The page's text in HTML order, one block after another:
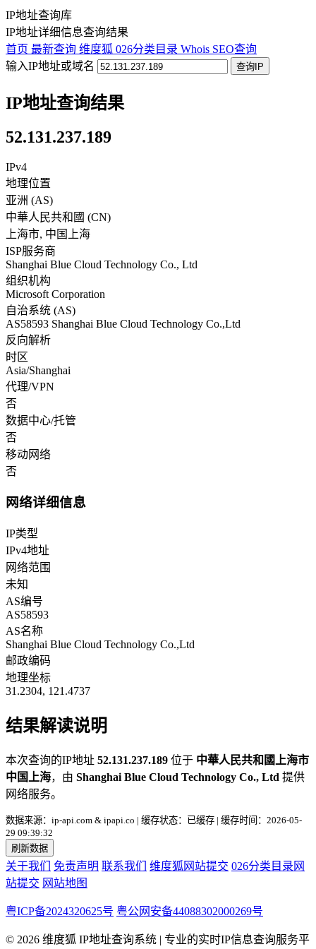
IP地址查询库
IP地址详细信息查询结果
首页 最新查询 维度狐 026分类目录 Whois SEO查询
输入IP地址或域名
查询IP
IP地址查询结果
52.131.237.189
IPv4
地理位置
亚洲 (AS)
中華人民共和國 (CN)
上海市, 中国上海
ISP服务商
Shanghai Blue Cloud Technology Co., Ltd
组织机构
Microsoft Corporation
自治系统 (AS)
AS58593 Shanghai Blue Cloud Technology Co.,Ltd
反向解析
时区
Asia/Shanghai
代理/VPN
否
数据中心/托管
否
移动网络
否
网络详细信息
IP类型
IPv4地址
网络范围
未知
AS编号
AS58593
AS名称
Shanghai Blue Cloud Technology Co.,Ltd
邮政编码
地理坐标
31.2304, 121.4737
结果解读说明
本次查询的IP地址 52.131.237.189 位于 中華人民共和國上海市
中国上海，由 Shanghai Blue Cloud Technology Co., Ltd 提供
网络服务。
数据来源：ip-api.com & ipapi.co | 缓存状态：已缓存 | 缓存时间：2026-05-
29 09:39:32
刷新数据
关于我们 免责声明 联系我们 维度狐网站提交 026分类目录网
站提交 网站地图
粤ICP备2024320625号 粤公网安备44088302000269号
© 2026 维度狐 IP地址查询系统 | 专业的实时IP信息查询服务平